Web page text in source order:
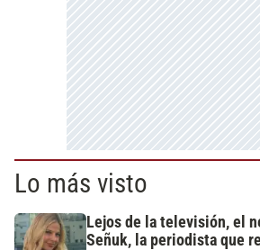
Lo más visto
Lejos de la televisión, el
Señuk, la periodista que